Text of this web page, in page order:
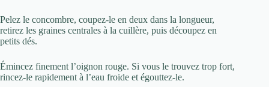
Pelez le concombre, coupez-le en deux dans la longueur,
retirez les graines centrales à la cuillère, puis découpez en
petits dés.
Émincez finement l’oignon rouge. Si vous le trouvez trop fort,
rincez-le rapidement à l’eau froide et égouttez-le.